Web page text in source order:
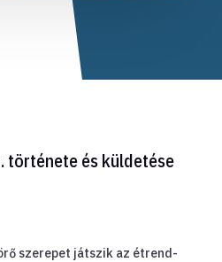
története és küldetése
szerepet játszik az étrend-